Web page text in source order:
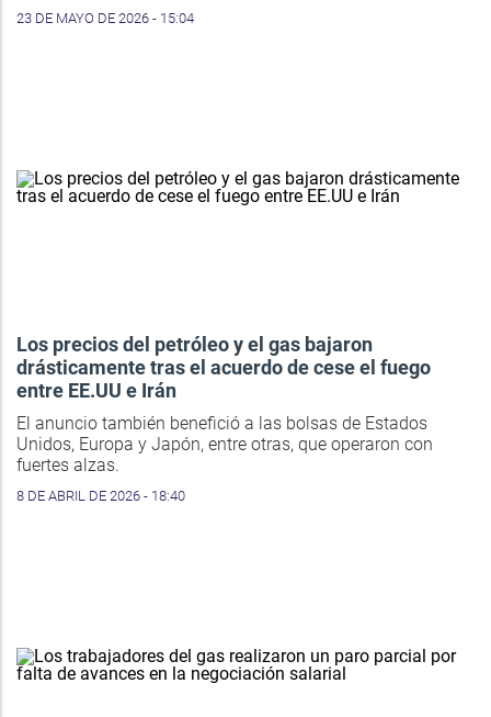
23 DE MAYO DE 2026 - 15:04
Los precios del petróleo y el gas bajaron
drásticamente tras el acuerdo de cese el fuego
entre EE.UU e Irán
El anuncio también benefició a las bolsas de Estados
Unidos, Europa y Japón, entre otras, que operaron con
fuertes alzas.
8 DE ABRIL DE 2026 - 18:40